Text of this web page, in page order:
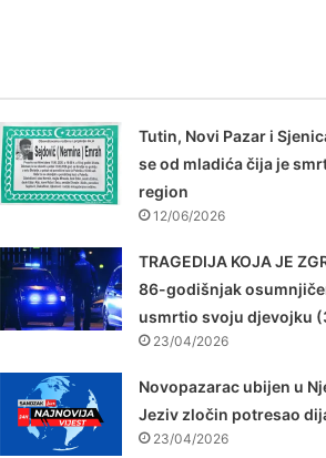
Tutin, Novi Pazar i
se od mladića čija je
region
12/06/2026
TRAGEDIJA KOJA JE
86-godišnjak
usmrtio svoju djevojku
23/04/2026
Novopazarac ubijen u
Jeziv zločin potresao
23/04/2026